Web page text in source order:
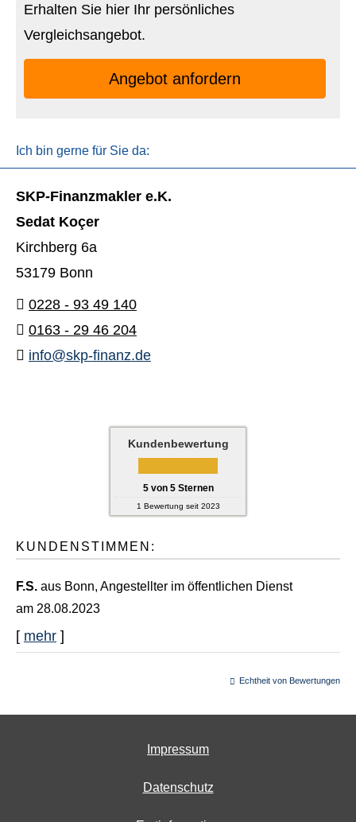
Erhalten Sie hier Ihr persönliches
Vergleichsangebot.
An­ge­bot an­for­dern
Ich bin gerne für Sie da:
SKP-Finanzmakler e.K.
Sedat Koçer
Kirchberg 6a
53179 Bonn
0228 - 93 49 140
0163 - 29 46 204
info@skp-finanz.de
Kundenbewertung
5von 5Sternen
1 Bewertung seit 2023
KUNDENSTIMMEN:
F.S. aus Bonn, Angestellter im öffentlichen Dienst
am 28.08.2023
[ mehr ]
Echtheit von Bewertungen
Impressum
Datenschutz